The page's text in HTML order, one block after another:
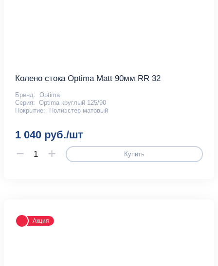
Колено стока Optima Matt 90мм RR 32
Бренд: Optima
Серия: Optima круглый 125/90
Покрытие:
Полиэстер матовый
1 040 руб./шт
Купить
Акция